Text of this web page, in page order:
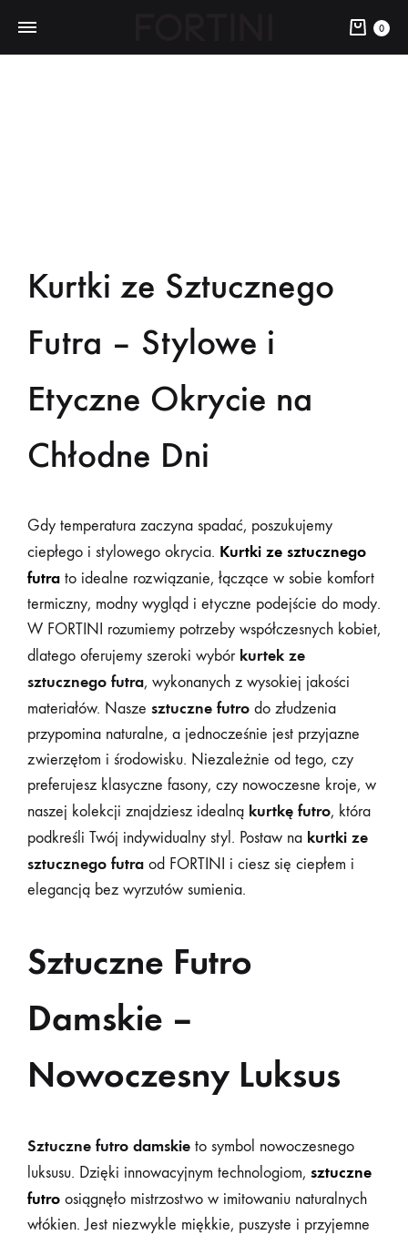
0
Kurtki ze Sztucznego
Futra – Stylowe i
Etyczne Okrycie na
Chłodne Dni
Gdy temperatura zaczyna spadać, poszukujemy
ciepłego i stylowego okrycia. Kurtki ze sztucznego
futra to idealne rozwiązanie, łączące w sobie komfort
termiczny, modny wygląd i etyczne podejście do mody.
W FORTINI rozumiemy potrzeby współczesnych kobiet,
dlatego oferujemy szeroki wybór kurtek ze
sztucznego futra, wykonanych z wysokiej jakości
materiałów. Nasze sztuczne futro do złudzenia
przypomina naturalne, a jednocześnie jest przyjazne
zwierzętom i środowisku. Niezależnie od tego, czy
preferujesz klasyczne fasony, czy nowoczesne kroje, w
naszej kolekcji znajdziesz idealną kurtkę futro, która
podkreśli Twój indywidualny styl. Postaw na kurtki ze
sztucznego futra od FORTINI i ciesz się ciepłem i
elegancją bez wyrzutów sumienia.
Sztuczne Futro
Damskie –
Nowoczesny Luksus
Sztuczne futro damskie to symbol nowoczesnego
luksusu. Dzięki innowacyjnym technologiom, sztuczne
futro osiągnęło mistrzostwo w imitowaniu naturalnych
włókien. Jest niezwykle miękkie, puszyste i przyjemne